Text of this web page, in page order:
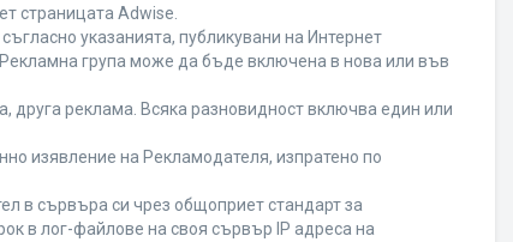
страницата Adwise.
указанията, публикувани на Интернет
група може да бъде включена в нова или във
реклама. Всяка разновидност включва един или
изявление на Рекламодателя, изпратено по
в сървъра си чрез общоприет стандарт за
в лог-файлове на своя сървър IP адреса на